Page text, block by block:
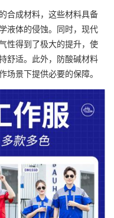
合成材料，这些材料具备
液体的侵蚀。同时，现代
性得到了极大的提升，使
舒适。此外，防酸碱材料
景下提供必要的保障。